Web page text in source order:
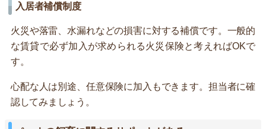
入居者補償制度
火災や落雷、水漏れなどの損害に対する補償です。一般的
な賃貸で必ず加入が求められる火災保険と考えればOKで
す。
心配な人は別途、任意保険に加入もできます。担当者に確
認してみましょう。